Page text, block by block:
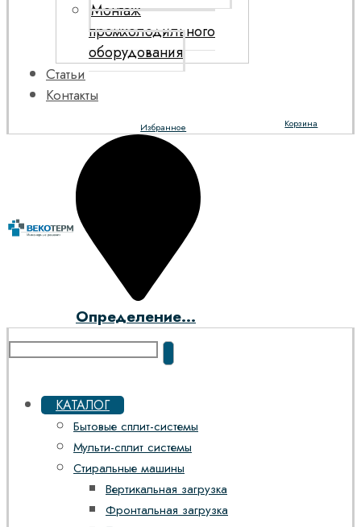
Монтаж
промхолодильного
оборудования
Статьи
Контакты
Корзина
Избранное
Определение...
КАТАЛОГ
Бытовые сплит-системы
Мульти-сплит системы
Стиральные машины
Вертикальная загрузка
Фронтальная загрузка